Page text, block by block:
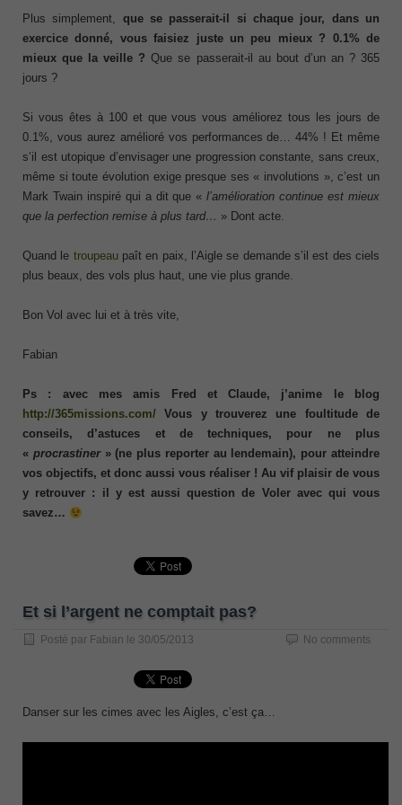
Plus simplement, que se passerait-il si chaque jour, dans un
exercice donné, vous faisiez juste un peu mieux ? 0.1% de
mieux que la veille ? Que se passerait-il au bout d’un an ? 365
jours ?
Si vous êtes à 100 et que vous vous améliorez tous les jours de
0.1%, vous aurez amélioré vos performances de… 44% ! Et même
s’il est utopique d’envisager une progression constante, sans creux,
même si toute évolution exige presque ses « involutions », c’est un
Mark Twain inspiré qui a dit que «l’amélioration continue est mieux
que la perfection remise à plus tard… » Dont acte.
Quand le troupeaupaît en paix, l’Aigle se demande s’il est des ciels
plus beaux, des vols plus haut, une vie plus grande.
Bon Vol avec lui et à très vite,
Fabian
Ps : avec mes amis Fred et Claude, j’anime le blog
http://365missions.com/ Vous y trouverez une foultitude de
conseils, d’astuces et de techniques, pour ne plus
« procrastiner» (ne plus reporter au lendemain), pour atteindre
vos objectifs, et donc aussi vous réaliser ! Au vif plaisir de vous
y retrouver : il y est aussi question de Voler avec qui vous
savez…
Et si l’argent ne comptait pas?
Posté par Fabian le 30/05/2013 No comments
Danser sur les cimes avec les Aigles, c’est ça…